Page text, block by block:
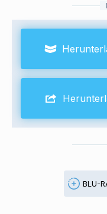
BLU-